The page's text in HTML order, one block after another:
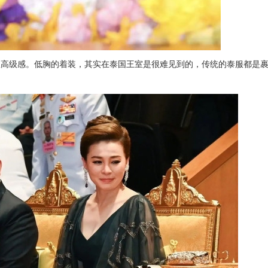
级感。低胸的着装，其实在泰国王室是很难见到的，传统的泰服都是